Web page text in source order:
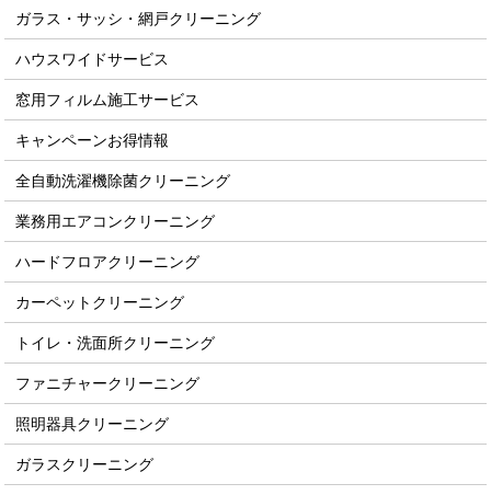
ガラス・サッシ・網戸クリーニング
ハウスワイドサービス
窓用フィルム施工サービス
キャンペーンお得情報
全自動洗濯機除菌クリーニング
業務用エアコンクリーニング
ハードフロアクリーニング
カーペットクリーニング
トイレ・洗面所クリーニング
ファニチャークリーニング
照明器具クリーニング
ガラスクリーニング